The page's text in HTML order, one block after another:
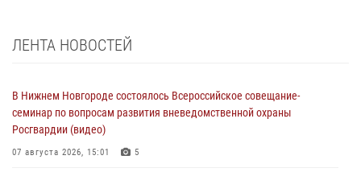
ЛЕНТА НОВОСТЕЙ
В Нижнем Новгороде состоялось Всероссийское совещание-
семинар по вопросам развития вневедомственной охраны
Росгвардии (видео)
07 августа 2026, 15:01 5